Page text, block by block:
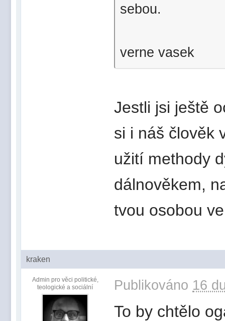
sebou.
verne vasek
Jestli jsi ještě
si i náš člověk
užití methody
dálnověkem,
tvou osobou
kraken
Admin pro věci politické,
teologické a sociální
Publikováno 16
To by chtělo